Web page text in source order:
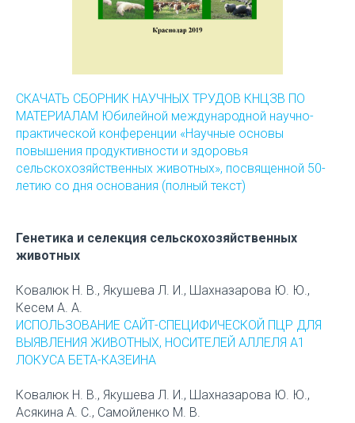
СКАЧАТЬ СБОРНИК НАУЧНЫХ ТРУДОВ КНЦЗВ ПО
МАТЕРИАЛАМ Юбилейной международной научно-
практической конференции «Научные основы
повышения продуктивности и здоровья
сельскохозяйственных животных», посвященной 50-
летию со дня основания (полный текст)
Генетика и селекция сельскохозяйственных
животных
Ковалюк Н. В., Якушева Л. И., Шахназарова Ю. Ю.,
Кесем А. А.
ИСПОЛЬЗОВАНИЕ САЙТ-СПЕЦИФИЧЕСКОЙ ПЦР ДЛЯ
ВЫЯВЛЕНИЯ ЖИВОТНЫХ, НОСИТЕЛЕЙ АЛЛЕЛЯ А1
ЛОКУСА БЕТА-КАЗЕИНА
Ковалюк Н. В., Якушева Л. И., Шахназарова Ю. Ю.,
Асякина А. С., Самойленко М. В.